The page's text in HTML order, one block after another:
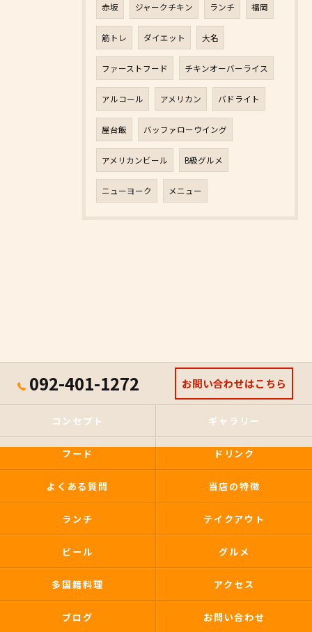
赤坂 ジャークチキン ランチ 福岡
筋トレ ダイエット 大名
ファーストフード チキンオーバーライス
アルコール アメリカン バドライト
屋台飯 バッファローウイング
アメリカンビール B級グルメ
ニューヨーク メニュー
092-401-1272 お問い合わせはこちら
コンセプト ギャラリー
フード ドリンク
よくある質問 当店の特徴
ランチ テイクアウト
ビール グルメ
多国籍料理 アクセス
ブログ お問い合わせ